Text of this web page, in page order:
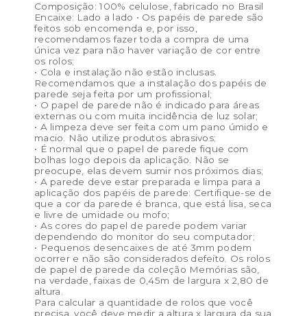
Composição: 100% celulose, fabricado no Brasil
Encaixe: Lado a lado • Os papéis de parede são
feitos sob encomenda e, por isso,
recomendamos fazer toda a compra de uma
única vez para não haver variação de cor entre
os rolos;
• Cola e instalação não estão inclusas.
Recomendamos que a instalação dos papéis de
parede seja feita por um profissional;
• O papel de parede não é indicado para áreas
externas ou com muita incidência de luz solar;
• A limpeza deve ser feita com um pano úmido e
macio. Não utilize produtos abrasivos;
• É normal que o papel de parede fique com
bolhas logo depois da aplicação. Não se
preocupe, elas devem sumir nos próximos dias;
• A parede deve estar preparada e limpa para a
aplicação dos papéis de parede: Certifique-se de
que a cor da parede é branca, que está lisa, seca
e livre de umidade ou mofo;
• As cores do papel de parede podem variar
dependendo do monitor do seu computador;
• Pequenos desencaixes de até 3mm podem
ocorrer e não são considerados defeito. Os rolos
de papel de parede da coleção Memórias são,
na verdade, faixas de 0,45m de largura x 2,80 de
altura.
Para calcular a quantidade de rolos que você
precisa, você deve medir a altura x largura da sua